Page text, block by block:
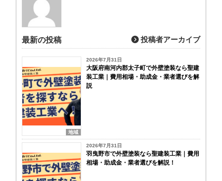
最新の投稿 投稿者アーカイブ
地域
2026年7月31日
大阪府南河内郡太子町で外壁塗装なら聖建
装工業｜費用相場・助成金・業者選びを解
説
2026年7月31日
羽曳野市で外壁塗装なら聖建装工業｜費用
相場・助成金・業者選びを解説！